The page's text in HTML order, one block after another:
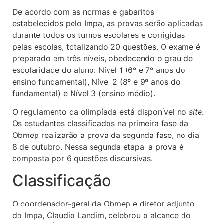
De acordo com as normas e gabaritos
estabelecidos pelo Impa, as provas serão aplicadas
durante todos os turnos escolares e corrigidas
pelas escolas, totalizando 20 questões. O exame é
preparado em três níveis, obedecendo o grau de
escolaridade do aluno: Nível 1 (6º e 7º anos do
ensino fundamental), Nível 2 (8º e 9º anos do
fundamental) e Nível 3 (ensino médio).
O regulamento da olimpíada está disponível no site.
Os estudantes classificados na primeira fase da
Obmep realizarão a prova da segunda fase, no dia
8 de outubro. Nessa segunda etapa, a prova é
composta por 6 questões discursivas.
Classificação
O coordenador-geral da Obmep e diretor adjunto
do Impa, Claudio Landim, celebrou o alcance do